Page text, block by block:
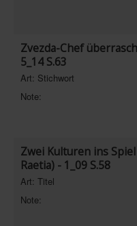
Zvezda-Chef
5_14 S.63
Art: Stichwort
Note:
Zwei Kulturen ins
Raetia) - 1_09 S.58
Art: Titel
Note: